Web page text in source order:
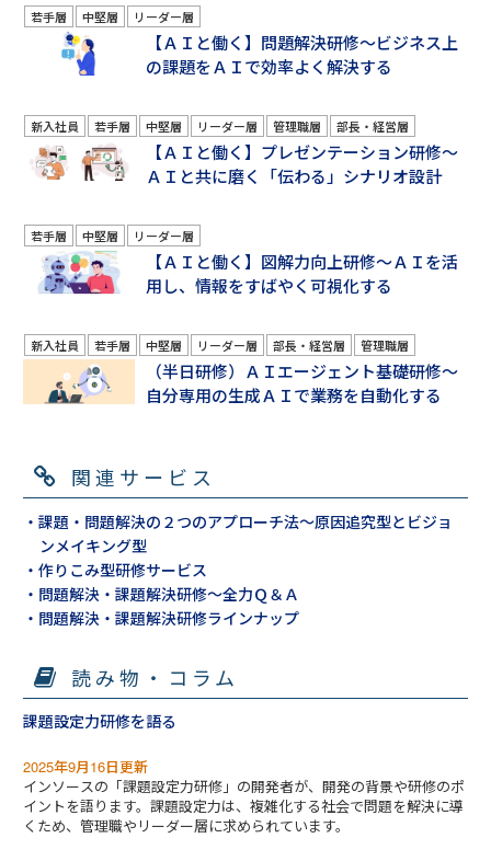
若手層 中堅層 リーダー層
【ＡＩと働く】問題解決研修～ビジネス上
の課題をＡＩで効率よく解決する
新入社員 若手層 中堅層 リーダー層 管理職層 部長・経営層
【ＡＩと働く】プレゼンテーション研修～
ＡＩと共に磨く「伝わる」シナリオ設計
若手層 中堅層 リーダー層
【ＡＩと働く】図解力向上研修～ＡＩを活
用し、情報をすばやく可視化する
新入社員 若手層 中堅層 リーダー層 部長・経営層 管理職層
（半日研修）ＡＩエージェント基礎研修～
自分専用の生成ＡＩで業務を自動化する
関連サービス
・課題・問題解決の２つのアプローチ法～原因追究型とビジョ
ンメイキング型
・作りこみ型研修サービス
・問題解決・課題解決研修～全力Ｑ＆Ａ
・問題解決・課題解決研修ラインナップ
読み物・コラム
課題設定力研修を語る
2025年9月16日更新
インソースの「課題設定力研修」の開発者が、開発の背景や研修のポ
イントを語ります。課題設定力は、複雑化する社会で問題を解決に導
くため、管理職やリーダー層に求められています。